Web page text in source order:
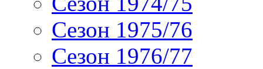
Сезон 1975/76
Сезон 1976/77